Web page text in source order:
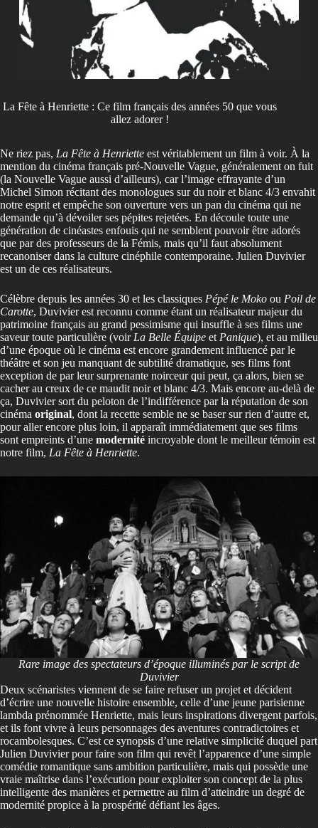
La Fête à Henriette : Ce film français des années 50 que vous
allez adorer !
Ne riez pas, La Fête à Henriette est véritablement un film à voir. À la
mention du cinéma français pré-Nouvelle Vague, généralement on fuit
(la Nouvelle Vague aussi d’ailleurs), car l’image effrayante d’un
Michel Simon récitant des monologues sur du noir et blanc 4/3 envahit
notre esprit et empêche son ouverture vers un pan du cinéma qui ne
demande qu’à dévoiler ses pépites rejetées. En découle toute une
génération de cinéastes enfouis qui ne semblent pouvoir être adorés
que par des professeurs de la Fémis, mais qu’il faut absolument
recanoniser dans la culture cinéphile contemporaine. Julien Duvivier
est un de ces réalisateurs.
Célèbre depuis les années 30 et les classiques Pépé le Moko ou Poil de
Carotte, Duvivier est reconnu comme étant un réalisateur majeur du
patrimoine français au grand pessimisme qui insuffle à ses films une
saveur toute particulière (voir La Belle Équipe et Panique), et au milieu
d’une époque où le cinéma est encore grandement influencé par le
théâtre et son jeu manquant de subtilité dramatique, ses films font
exception de par leur surprenante noirceur qui peut, ça alors, bien se
cacher au creux de ce maudit noir et blanc 4/3. Mais encore au-delà de
ça, Duvivier sort du peloton de l’indifférence par la réputation de son
cinéma original, dont la recette semble ne se baser sur rien d’autre et,
pour aller encore plus loin, il apparaît immédiatement que ses films
sont empreints d’une modernité incroyable dont le meilleur témoin est
notre film, La Fête à Henriette.
Rare image des spectateurs d’époque illuminés par le script de
Duvivier
Deux scénaristes viennent de se faire refuser un projet et décident
d’écrire une nouvelle histoire ensemble, celle d’une jeune parisienne
lambda prénommée Henriette, mais leurs inspirations divergent parfois,
et ils font vivre à leurs personnages des aventures contradictoires et
rocambolesques. C’est ce synopsis d’une relative simplicité duquel part
Julien Duvivier pour faire son film qui revêt l’apparence d’une simple
comédie romantique sans ambition particulière, mais qui possède une
vraie maîtrise dans l’exécution pour exploiter son concept de la plus
intelligente des manières et permettre au film d’atteindre un degré de
modernité propice à la prospérité défiant les âges.